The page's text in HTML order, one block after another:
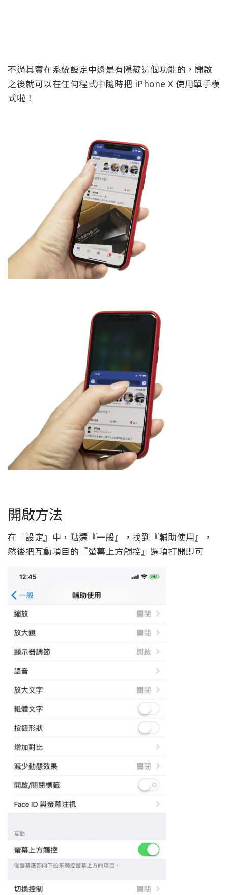
不過其實在系統設定中還是有隱藏這個功能的，開啟
之後就可以在任何程式中隨時把 iPhone X 使用單手模
式啦！
開啟方法
在『設定』中，點選『一般』，找到『輔助使用』，
然後把互動項目的『螢幕上方觸控』選項打開即可